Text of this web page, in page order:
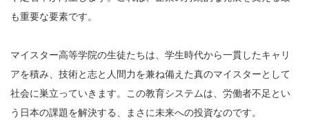
も重要な要素です。
マイスター高等学院の生徒たちは、学生時代から一貫したキャリ
アを積み、技術と志と人間力を兼ね備えた真のマイスターとして
社会に巣立っていきます。この教育システムは、労働者不足とい
う日本の課題を解決する、まさに未来への投資なのです。